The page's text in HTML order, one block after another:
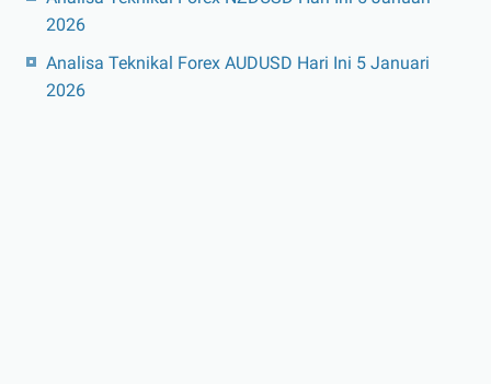
2026
Analisa Teknikal Forex AUDUSD Hari Ini 5 Januari
2026